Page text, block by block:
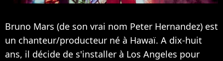
Bruno Mars (de son vrai nom Peter Hernandez) est
un chanteur/producteur né à Hawaï. A dix-huit
ans, il décide de s'installer à Los Angeles pour